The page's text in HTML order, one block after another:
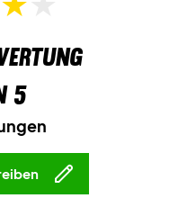
5